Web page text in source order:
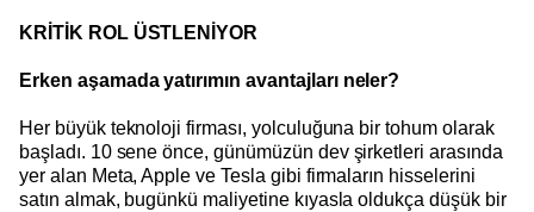
KRİTİK ROL ÜSTLENİYOR
Erken aşamada yatırımın avantajları neler?
Her büyük teknoloji firması, yolculuğuna bir tohum olarak
başladı. 10 sene önce, günümüzün dev şirketleri arasında
yer alan Meta, Apple ve Tesla gibi firmaların hisselerini
satın almak, bugünkü maliyetine kıyasla oldukça düşük bir